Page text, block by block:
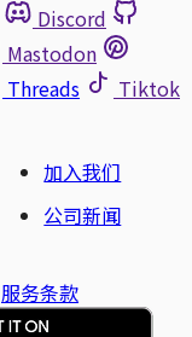
Discord
Mastodon
Threads
Tiktok
加入我们
公司新闻
服务条款